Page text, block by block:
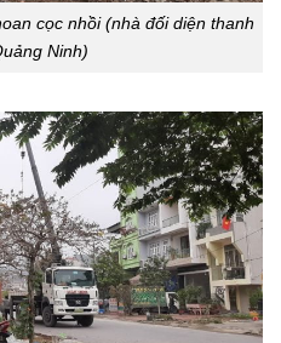
cọc nhồi (nhà đối diện thanh
Ninh)